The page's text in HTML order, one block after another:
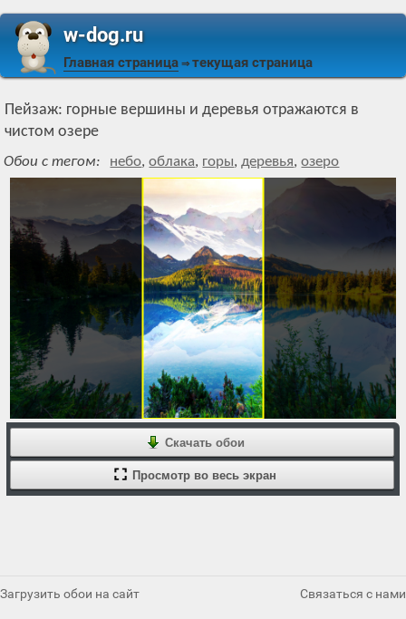
w-dog.ru
Главная страница ⇒ текущая страница
Пейзаж: горные вершины и деревья отражаются в
чистом озере
Обои с тегом: небо,облака, горы,деревья,озеро
Скачать обои
Просмотр во весь экран
Загрузить обои на сайт Связаться с нами